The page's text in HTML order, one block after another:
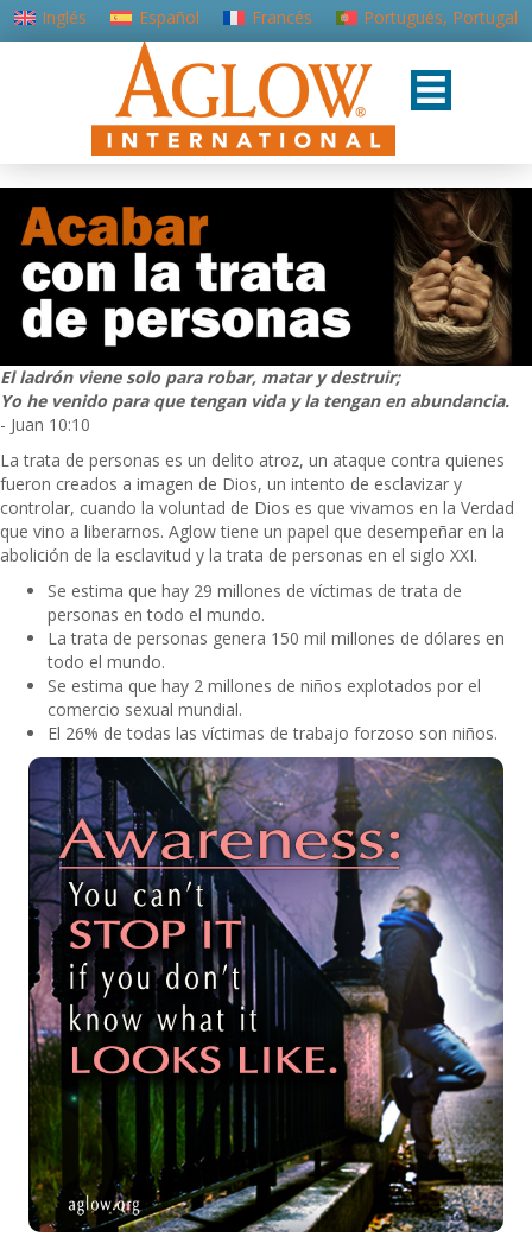
Inglés Español Francés Portugués, Portugal
El ladrón viene solo para robar, matar y destruir;
Yo he venido para que tengan vida y la tengan en abundancia.
- Juan 10:10
La trata de personas es un delito atroz, un ataque contra quienes
fueron creados a imagen de Dios, un intento de esclavizar y
controlar, cuando la voluntad de Dios es que vivamos en la Verdad
que vino a liberarnos. Aglow tiene un papel que desempeñar en la
abolición de la esclavitud y la trata de personas en el siglo XXI.
Se estima que hay 29 millones de víctimas de trata de
personas en todo el mundo.
La trata de personas genera 150 mil millones de dólares en
todo el mundo.
Se estima que hay 2 millones de niños explotados por el
comercio sexual mundial.
El 26% de todas las víctimas de trabajo forzoso son niños.